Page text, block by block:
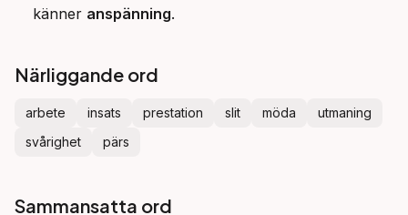
känner anspänning.
Närliggande ord
arbete insats prestation slit möda
utmaning
svårighet
pärs
Sammansatta ord